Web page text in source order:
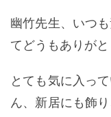
幽竹先生、いつ
てどうもありがと
とても気に入っ
ん、新居にも飾